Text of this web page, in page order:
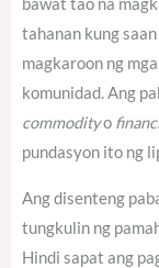
bawat tao na
tahanan kung
magkaroon ng
komunidad. Ang
commodityo
pundasyon ito ng
Ang disenteng
tungkulin ng
Hindi sapat ang